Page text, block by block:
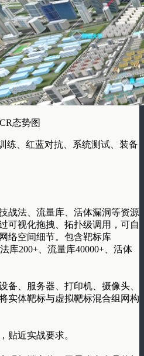
态势图
练、红蓝对抗、系统测试、装备
战法、流量库、活体漏洞等资源
可视化拖拽、拓扑级调用，可自
络空间细节。包含靶标库
库200+、流量库40000+、活体
备、服务器、打印机、摄像头、
实体靶标与虚拟靶标混合组网构
贴近实战要求。